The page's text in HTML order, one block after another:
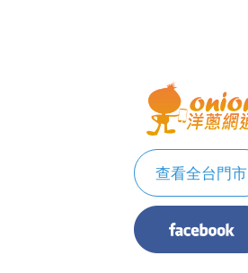
查看全台門市